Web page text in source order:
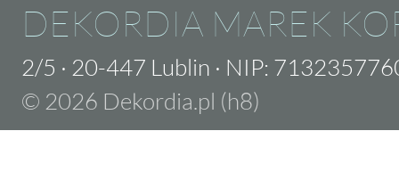
DEKORDIA MAREK
2/5 · 20-447 Lublin · NIP:
© 2026 Dekordia.pl (h8)